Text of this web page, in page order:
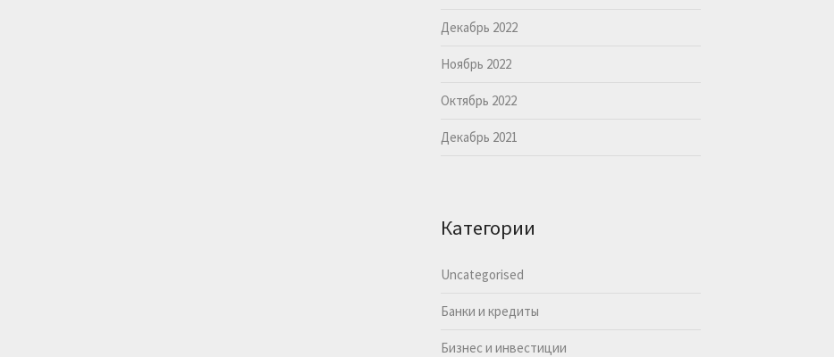
Декабрь 2022
Ноябрь 2022
Октябрь 2022
Декабрь 2021
Категории
Uncategorised
Банки и кредиты
Бизнес и инвестиции